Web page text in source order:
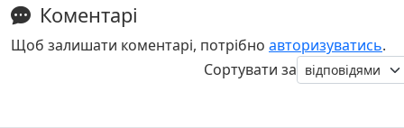
Коментарі
Щоб залишати коментарі, потрібно авторизуватись.
Сортувати за